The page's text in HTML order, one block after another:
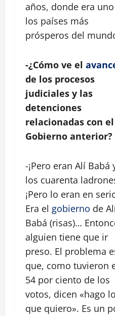
años, donde era
los países más
prósperos del
-¿Cómo ve el
de los procesos
judiciales y las
detenciones
relacionadas con el
Gobierno anterior?
-¡Pero eran Alí Babá
los cuarenta
¡Pero lo eran en
Era el gobierno de
Babá (risas)…
alguien tiene que ir
preso. El problema
que, como tuvieron
54 por ciento de los
votos, dicen «hago lo
que quiero». Es un